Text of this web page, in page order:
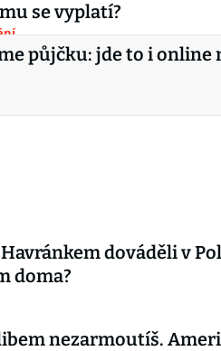
se vyplatí?
půjčku: jde to i online
dováděli v
doma?
nezarmoutíš.